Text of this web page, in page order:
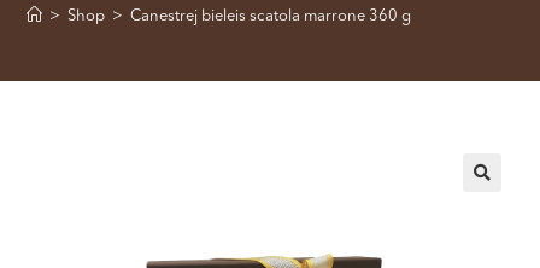
> Shop > Canestrej bieleis scatola marrone 360 g